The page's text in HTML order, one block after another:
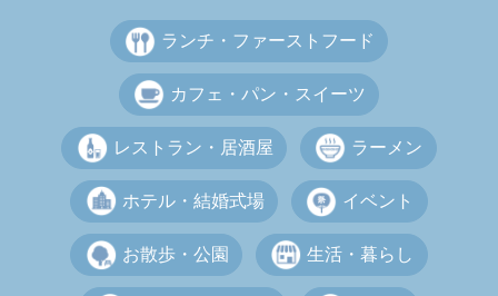
ランチ・ファーストフード
カフェ・パン・スイーツ
レストラン・居酒屋 ラーメン
ホテル・結婚式場 イベント
お散歩・公園 生活・暮らし